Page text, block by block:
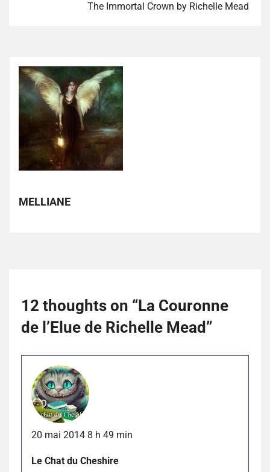
The Immortal Crown by Richelle Mead
MELLIANE
12 thoughts on “La Couronne
de l’Elue de Richelle Mead ”
20 mai 2014 8 h 49 min
Le Chat du Cheshire